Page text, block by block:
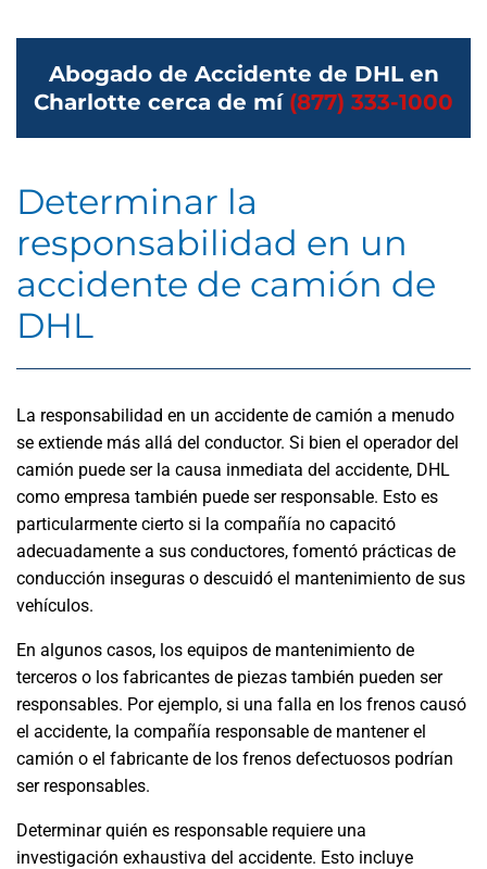
Abogado de Accidente de DHL en
Charlotte cerca de mí (877) 333-1000
Determinar la
responsabilidad en un
accidente de camión de
DHL
La responsabilidad en un accidente de camión a menudo
se extiende más allá del conductor. Si bien el operador del
camión puede ser la causa inmediata del accidente, DHL
como empresa también puede ser responsable. Esto es
particularmente cierto si la compañía no capacitó
adecuadamente a sus conductores, fomentó prácticas de
conducción inseguras o descuidó el mantenimiento de sus
vehículos.
En algunos casos, los equipos de mantenimiento de
terceros o los fabricantes de piezas también pueden ser
responsables. Por ejemplo, si una falla en los frenos causó
el accidente, la compañía responsable de mantener el
camión o el fabricante de los frenos defectuosos podrían
ser responsables.
Determinar quién es responsable requiere una
investigación exhaustiva del accidente. Esto incluye